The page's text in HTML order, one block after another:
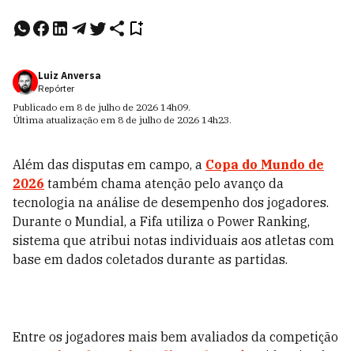
Luiz Anversa
Repórter
Publicado em 8 de julho de 2026 14h09.
Última atualização em 8 de julho de 2026 14h23.
Além das disputas em campo, a Copa do Mundo de
2026 também chama atenção pelo avanço da
tecnologia na análise de desempenho dos jogadores.
Durante o Mundial, a Fifa utiliza o Power Ranking,
sistema que atribui notas individuais aos atletas com
base em dados coletados durante as partidas.
Entre os jogadores mais bem avaliados da competição